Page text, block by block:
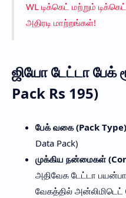
WL டிக்கெட் மற்றும்
அதிரடி மாற்றங்கள்!
ஜியோ டேட்டா பேக்
Pack Rs 195)
பேக் வகை (Pack
Data Pack)
முக்கிய நன்மைகள்
அதிவேக டேட்டா
வேகத்தில் அன்லிமிடெட்